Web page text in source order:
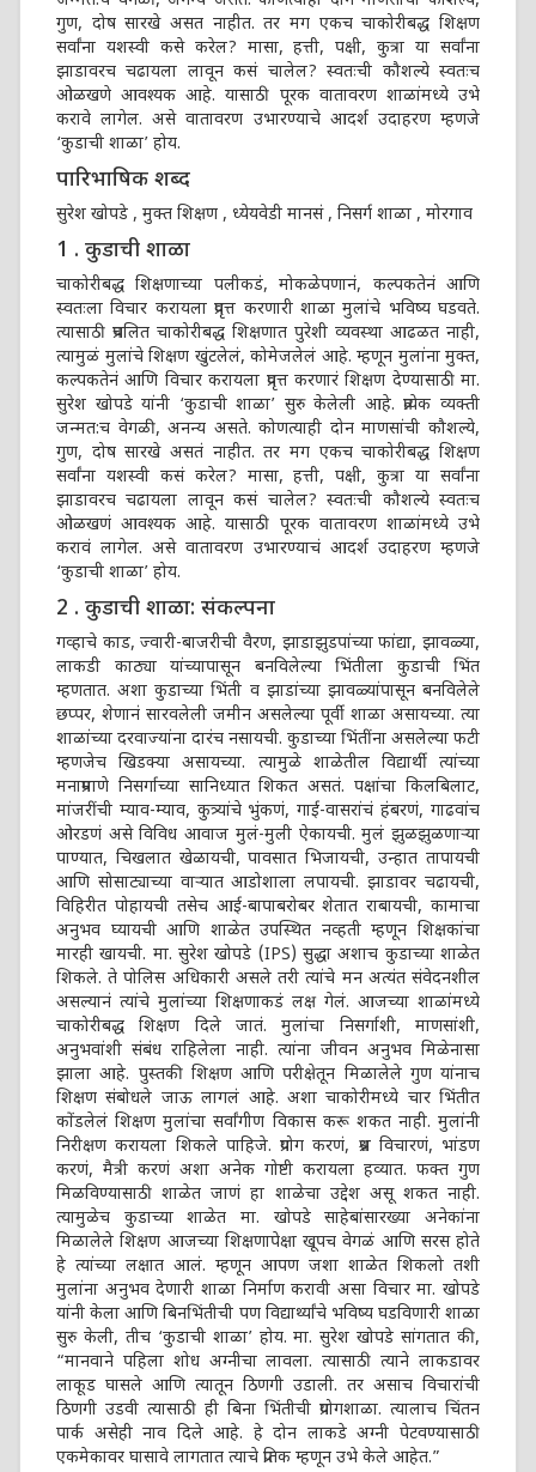
गुण, दोष सारखे असत नाहीत. तर मग एकच चाकोरीबद्ध शिक्षण
सर्वांना यशस्वी कसे करेल? मासा, हत्ती, पक्षी, कुत्रा या सर्वांना
झाडावरच चढायला लावून कसं चालेल? स्वतःची कौशल्ये स्वतःच
ओळखणे आवश्यक आहे. यासाठी पूरक वातावरण शाळांमध्ये उभे
करावे लागेल. असे वातावरण उभारण्याचे आदर्श उदाहरण म्हणजे
‘कुडाची शाळा’ होय.
पारिभाषिक शब्द
सुरेश खोपडे , मुक्त शिक्षण , ध्येयवेडी मानसं , निसर्ग शाळा , मोरगाव
1 . कुडाची शाळा
चाकोरीबद्ध शिक्षणाच्या पलीकडं, मोकळेपणानं, कल्पकतेनं आणि
स्वतःला विचार करायला प्रवृत्त करणारी शाळा मुलांचे भविष्य घडवते.
त्यासाठी प्रचलित चाकोरीबद्ध शिक्षणात पुरेशी व्यवस्था आढळत नाही,
त्यामुळं मुलांचे शिक्षण खुंटलेलं, कोमेजलेलं आहे. म्हणून मुलांना मुक्त,
कल्पकतेनं आणि विचार करायला प्रवृत्त करणारं शिक्षण देण्यासाठी मा.
सुरेश खोपडे यांनी ‘कुडाची शाळा’ सुरु केलेली आहे. प्रत्येक व्यक्ती
जन्मत:च वेगळी, अनन्य असते. कोणत्याही दोन माणसांची कौशल्ये,
गुण, दोष सारखे असतं नाहीत. तर मग एकच चाकोरीबद्ध शिक्षण
सर्वांना यशस्वी कसं करेल? मासा, हत्ती, पक्षी, कुत्रा या सर्वांना
झाडावरच चढायला लावून कसं चालेल? स्वतःची कौशल्ये स्वतःच
ओळखणं आवश्यक आहे. यासाठी पूरक वातावरण शाळांमध्ये उभे
करावं लागेल. असे वातावरण उभारण्याचं आदर्श उदाहरण म्हणजे
‘कुडाची शाळा’ होय.
2 . कुडाची शाळा: संकल्पना
गव्हाचे काड, ज्वारी-बाजरीची वैरण, झाडाझुडपांच्या फांद्या, झावळ्या,
लाकडी काठ्या यांच्यापासून बनविलेल्या भिंतीला कुडाची भिंत
म्हणतात. अशा कुडाच्या भिंती व झाडांच्या झावळ्यांपासून बनविलेले
छप्पर, शेणानं सारवलेली जमीन असलेल्या पूर्वी शाळा असायच्या. त्या
शाळांच्या दरवाज्यांना दारंच नसायची. कुडाच्या भिंतींना असलेल्या फटी
म्हणजेच खिडक्या असायच्या. त्यामुळे शाळेतील विद्यार्थी त्यांच्या
मनाप्रमाणे निसर्गाच्या सानिध्यात शिकत असतं. पक्षांचा किलबिलाट,
मांजरींची म्याव-म्याव, कुत्र्यांचे भुंकणं, गाई-वासरांचं हंबरणं, गाढवांच
ओरडणं असे विविध आवाज मुलं-मुली ऐकायची. मुलं झुळझुळणाऱ्या
पाण्यात, चिखलात खेळायची, पावसात भिजायची, उन्हात तापायची
आणि सोसाट्याच्या वाऱ्यात आडोशाला लपायची. झाडावर चढायची,
विहिरीत पोहायची तसेच आई-बापाबरोबर शेतात राबायची, कामाचा
अनुभव घ्यायची आणि शाळेत उपस्थित नव्हती म्हणून शिक्षकांचा
मारही खायची. मा. सुरेश खोपडे (IPS) सुद्धा अशाच कुडाच्या शाळेत
शिकले. ते पोलिस अधिकारी असले तरी त्यांचे मन अत्यंत संवेदनशील
असल्यानं त्यांचे मुलांच्या शिक्षणाकडं लक्ष गेलं. आजच्या शाळांमध्ये
चाकोरीबद्ध शिक्षण दिले जातं. मुलांचा निसर्गाशी, माणसांशी,
अनुभवांशी संबंध राहिलेला नाही. त्यांना जीवन अनुभव मिळेनासा
झाला आहे. पुस्तकी शिक्षण आणि परीक्षेतून मिळालेले गुण यांनाच
शिक्षण संबोधले जाऊ लागलं आहे. अशा चाकोरीमध्ये चार भिंतीत
कोंडलेलं शिक्षण मुलांचा सर्वांगीण विकास करू शकत नाही. मुलांनी
निरीक्षण करायला शिकले पाहिजे. प्रयोग करणं, प्रश्न विचारणं, भांडण
करणं, मैत्री करणं अशा अनेक गोष्टी करायला हव्यात. फक्त गुण
मिळविण्यासाठी शाळेत जाणं हा शाळेचा उद्देश असू शकत नाही.
त्यामुळेच कुडाच्या शाळेत मा. खोपडे साहेबांसारख्या अनेकांना
मिळालेले शिक्षण आजच्या शिक्षणापेक्षा खूपच वेगळं आणि सरस होते
हे त्यांच्या लक्षात आलं. म्हणून आपण जशा शाळेत शिकलो तशी
मुलांना अनुभव देणारी शाळा निर्माण करावी असा विचार मा. खोपडे
यांनी केला आणि बिनभिंतीची पण विद्यार्थ्यांचे भविष्य घडविणारी शाळा
सुरु केली, तीच ‘कुडाची शाळा’ होय. मा. सुरेश खोपडे सांगतात की,
“मानवाने पहिला शोध अग्नीचा लावला. त्यासाठी त्याने लाकडावर
लाकूड घासले आणि त्यातून ठिणगी उडाली. तर असाच विचारांची
ठिणगी उडवी त्यासाठी ही बिना भिंतीची प्रयोगशाळा. त्यालाच चिंतन
पार्क असेही नाव दिले आहे. हे दोन लाकडे अग्नी पेटवण्यासाठी
एकमेकावर घासावे लागतात त्याचे प्रतिक म्हणून उभे केले आहेत.”